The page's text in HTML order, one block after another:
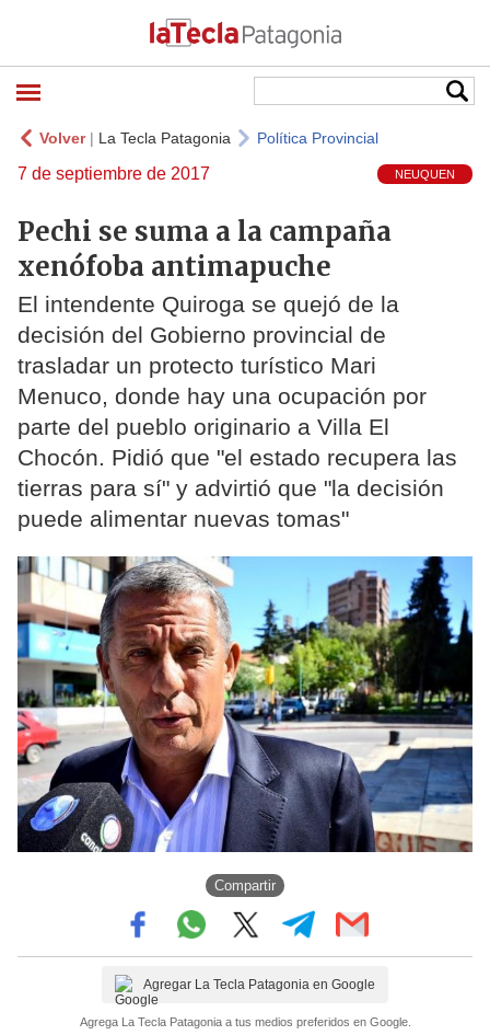
Volver| La Tecla Patagonia Política Provincial
7 de septiembre de 2017 NEUQUEN
Pechi se suma a la campaña
xenófoba antimapuche
El intendente Quiroga se quejó de la
decisión del Gobierno provincial de
trasladar un protecto turístico Mari
Menuco, donde hay una ocupación por
parte del pueblo originario a Villa El
Chocón. Pidió que "el estado recupera las
tierras para sí" y advirtió que "la decisión
puede alimentar nuevas tomas"
Compartir
Agregar La Tecla Patagonia en Google
Agrega La Tecla Patagonia a tus medios preferidos en Google.